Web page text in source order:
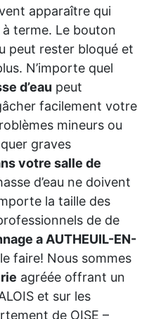
apparaître qui
terme. Le bouton
peut rester bloqué et
N’importe quel
d’eau peut
facilement votre
mineurs ou
graves
votre salle de
d’eau ne doivent
la taille des
de de
a AUTHEUIL-EN-
faire! Nous sommes
agréée offrant un
et sur les
de OISE –